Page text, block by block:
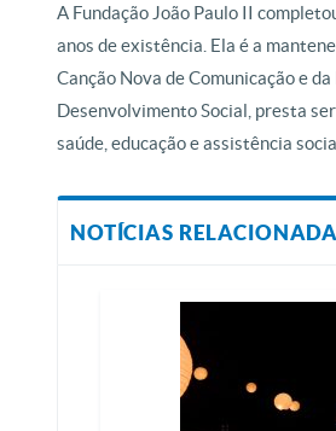
A Fundação João Paulo II
anos de existência. Ela é a
Canção Nova de Comunicação e da
Desenvolvimento Social, presta
saúde, educação e assistência
NOTÍCIAS